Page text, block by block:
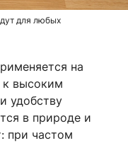
для любых
на
к высоким
удобству
в природе и
при частом